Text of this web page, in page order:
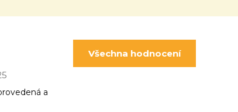
a
Všechna hodnocení